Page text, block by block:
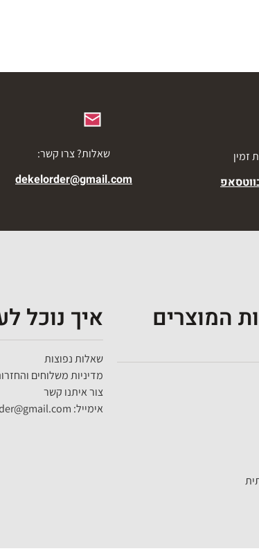
זמין שאלות? צרו קשר:
dekelorder@gmail.com
המוצרים איך נוכל
שאלות נפוצות
מדיניות משלוחים
צור איתנו קשר
אימייל: dekelorder@gmail.com